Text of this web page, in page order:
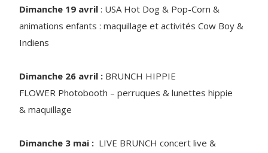
Dimanche 19 avril : USA Hot Dog & Pop-Corn &
animations enfants : maquillage et activités Cow Boy &
Indiens
Dimanche 26 avril : BRUNCH HIPPIE
FLOWER Photobooth – perruques & lunettes hippie
& maquillage
Dimanche 3 mai : LIVE BRUNCH concert live &